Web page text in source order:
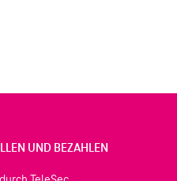
UND BEZAHLEN